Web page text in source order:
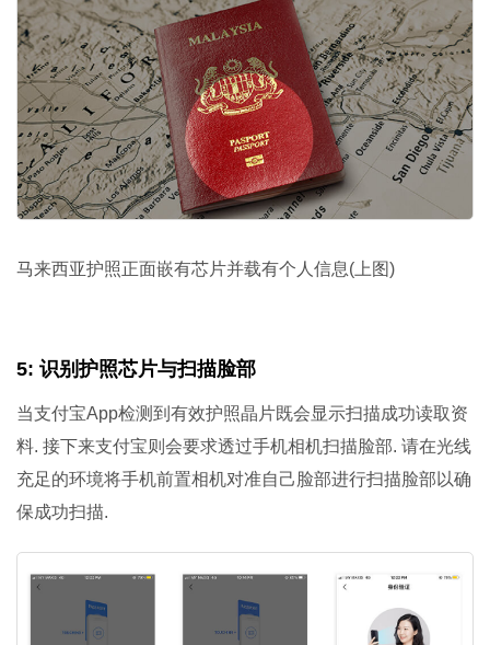
马来西亚护照正面嵌有芯片并载有个人信息(上图)
5: 识别护照芯片与扫描脸部
当支付宝App检测到有效护照晶片既会显示扫描成功读取资
料. 接下来支付宝则会要求透过手机相机扫描脸部. 请在光线
充足的环境将手机前置相机对准自己脸部进行扫描脸部以确
保成功扫描.